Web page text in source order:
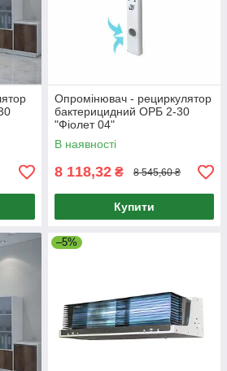
Опромінювач - рециркулятор
бактерицидний ОРБ 2-30
"Фіолет 04"
В наявності
8 118,32 ₴ 8 545,60 ₴
Купити
–5%